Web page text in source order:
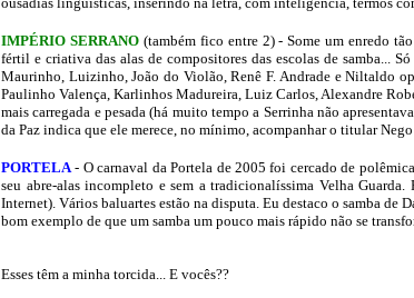
IMPÉRIO SERRANO(também fico entre 2) - Some um enredo
fértil e criativa das alas de compositores das escolas de samba...
Maurinho, Luizinho, João do Violão, Renê F. Andrade e Niltaldo
Paulinho Valença, Karlinhos Madureira, Luiz Carlos, Alexandre
mais carregada e pesada (há muito tempo a Serrinha não
da Paz indica que ele merece, no mínimo, acompanhar o titular
PORTELA- O carnaval da Portela de 2005 foi cercado de
seu abre-alas incompleto e sem a tradicionalíssima Velha
Internet). Vários baluartes estão na disputa. Eu destaco o samba de
bom exemplo de que um samba um pouco mais rápido não se
Esses têm a minha torcida... E vocês??